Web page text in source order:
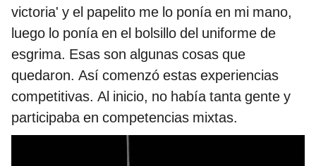
victoria' y el papelito me lo ponía en mi mano,
luego lo ponía en el bolsillo del uniforme de
esgrima. Esas son algunas cosas que
quedaron. Así comenzó estas experiencias
competitivas. Al inicio, no había tanta gente y
participaba en competencias mixtas.